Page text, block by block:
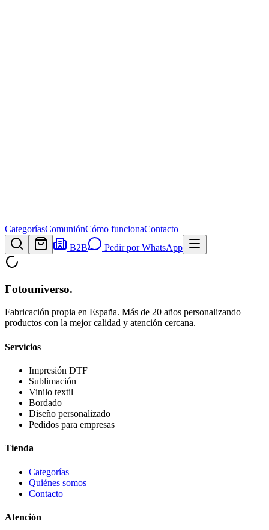
CategoríasComuniónCómo funcionaContacto
B2B
Pedir por WhatsApp
Fotouniverso.
Fabricación propia en España. Más de 20 años personalizando
productos con la mejor calidad y atención cercana.
Servicios
Impresión DTF
Sublimación
Vinilo textil
Bordado
Diseño personalizado
Pedidos para empresas
Tienda
Categorías
Quiénes somos
Contacto
Atención